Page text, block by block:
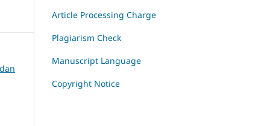
Article Processing Charge
Plagiarism Check
Manuscript Language
Copyright Notice